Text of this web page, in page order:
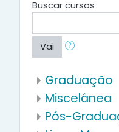
Buscar cursos
Vai
Graduação
Miscelânea
Pós-